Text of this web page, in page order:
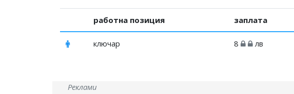
работна позиция заплата
ключар 8 лв
Реклами